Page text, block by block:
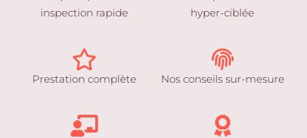
inspection rapide
hyper-ciblée
Prestation complète Nos conseils sur-mesure